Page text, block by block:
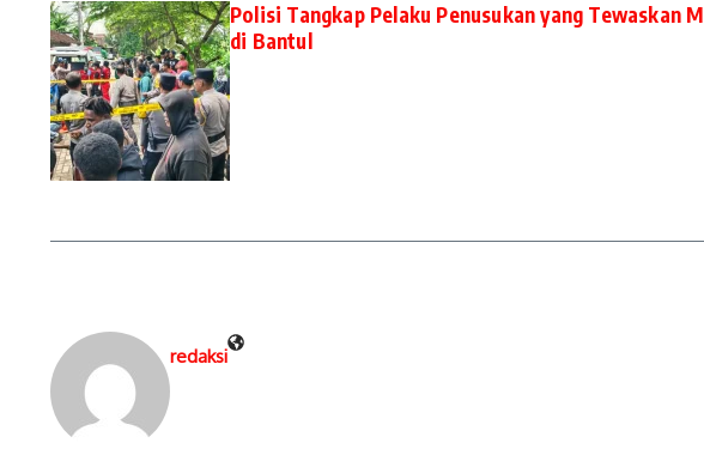
Polisi Tangkap Pelaku Penusukan yang Tewaskan
di Bantul
redaksi